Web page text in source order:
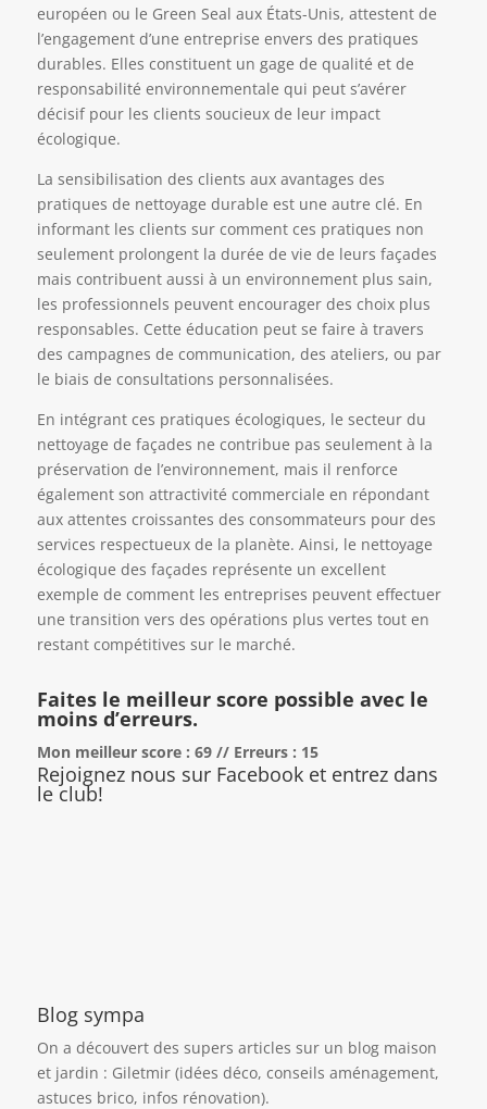
européen ou le Green Seal aux États-Unis, attestent de
l’engagement d’une entreprise envers des pratiques
durables. Elles constituent un gage de qualité et de
responsabilité environnementale qui peut s’avérer
décisif pour les clients soucieux de leur impact
écologique.
La sensibilisation des clients aux avantages des
pratiques de nettoyage durable est une autre clé. En
informant les clients sur comment ces pratiques non
seulement prolongent la durée de vie de leurs façades
mais contribuent aussi à un environnement plus sain,
les professionnels peuvent encourager des choix plus
responsables. Cette éducation peut se faire à travers
des campagnes de communication, des ateliers, ou par
le biais de consultations personnalisées.
En intégrant ces pratiques écologiques, le secteur du
nettoyage de façades ne contribue pas seulement à la
préservation de l’environnement, mais il renforce
également son attractivité commerciale en répondant
aux attentes croissantes des consommateurs pour des
services respectueux de la planète. Ainsi, le nettoyage
écologique des façades représente un excellent
exemple de comment les entreprises peuvent effectuer
une transition vers des opérations plus vertes tout en
restant compétitives sur le marché.
Faites le meilleur score possible avec le
moins d’erreurs.
Mon meilleur score : 69 // Erreurs : 15
Rejoignez nous sur Facebook et entrez dans
le club!
Blog sympa
On a découvert des supers articles sur un blog maison
et jardin : Giletmir(idées déco, conseils aménagement,
astuces brico, infos rénovation).